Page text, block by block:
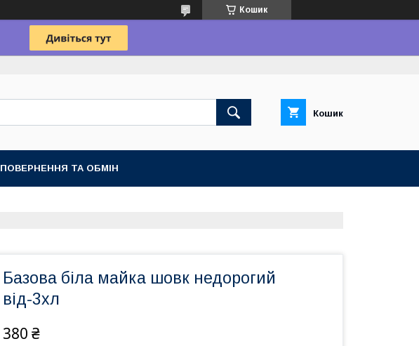
Кошик
Кошик
ПОВЕРНЕННЯ ТА ОБМІН
Базова біла майка шовк недорогий
від-3хл
380 ₴